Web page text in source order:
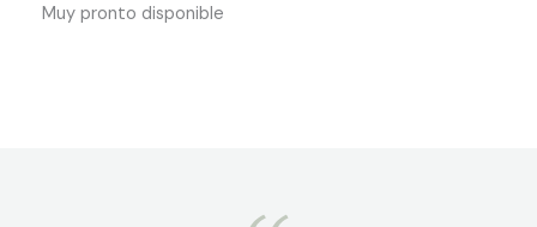
Muy pronto disponible